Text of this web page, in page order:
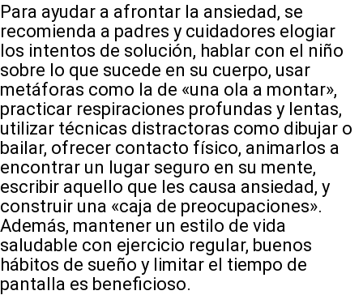
Para ayudar a afrontar la ansiedad, se
recomienda a padres y cuidadores elogiar
los intentos de solución, hablar con el niño
sobre lo que sucede en su cuerpo, usar
metáforas como la de «una ola a montar»,
practicar respiraciones profundas y lentas,
utilizar técnicas distractoras como dibujar o
bailar, ofrecer contacto físico, animarlos a
encontrar un lugar seguro en su mente,
escribir aquello que les causa ansiedad, y
construir una «caja de preocupaciones».
Además, mantener un estilo de vida
saludable con ejercicio regular, buenos
hábitos de sueño y limitar el tiempo de
pantalla es beneficioso.